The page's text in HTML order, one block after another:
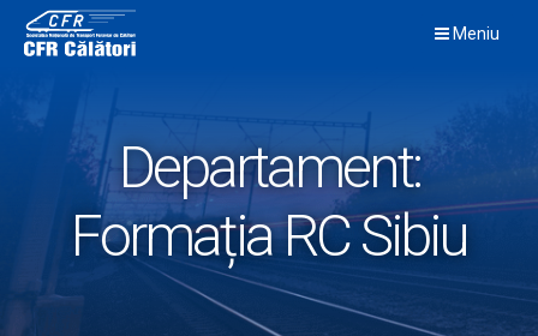
content
Meniu
Departament:
Formația RC Sibiu